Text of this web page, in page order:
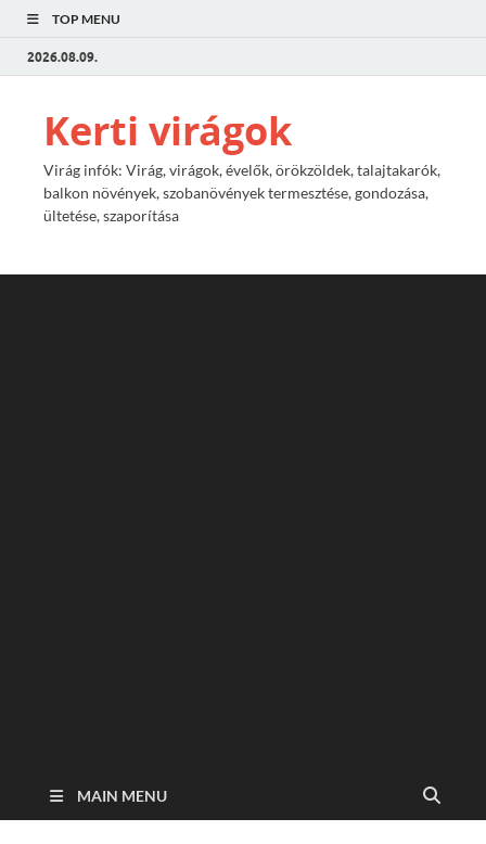
TOP MENU
2026.08.09.
Kerti virágok
Virág infók: Virág, virágok, évelők, örökzöldek, talajtakarók,
balkon növények, szobanövények termesztése, gondozása,
ültetése, szaporítása
MAIN MENU